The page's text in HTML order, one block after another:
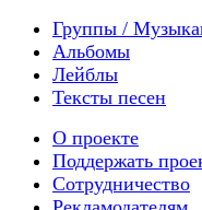
Группы /
Альбомы
Лейблы
Тексты песен
О проекте
Поддержать
Сотрудничество